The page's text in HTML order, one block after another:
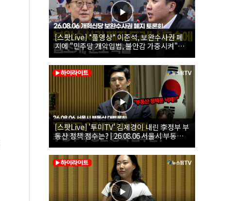
[스팟Live] *풀영상* 이준석, 보완수사권 폐
지에 "민주당 개악입법, 불안감 가중시켜"｜
26.08.06 개혁신당 보완수사권 폐지 토론회
[스팟Live] '투미TV' 김제경이 내린 李정부 부
동산 정책 점수는? | 26.08.06 서울시 부동산
대토론회